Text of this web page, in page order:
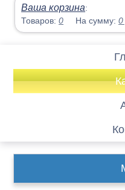
Ваша корзина:
Товаров:0 На сумму:0